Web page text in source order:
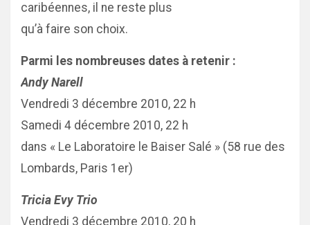
caribéennes, il ne reste plus
qu’à faire son choix.
Parmi les nombreuses dates à retenir :
Andy Narell
Vendredi 3 décembre 2010, 22 h
Samedi 4 décembre 2010, 22 h
dans « Le Laboratoire le Baiser Salé » (58 rue des
Lombards, Paris 1er)
Tricia Evy Trio
Vendredi 3 décembre 2010, 20 h